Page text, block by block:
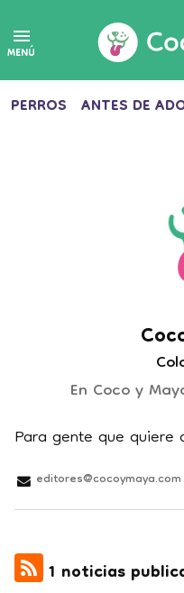
MENÚ
PERROS ANTES DE
En Coco y
Para gente que quiere
editores@cocoymaya.com
1 noticias